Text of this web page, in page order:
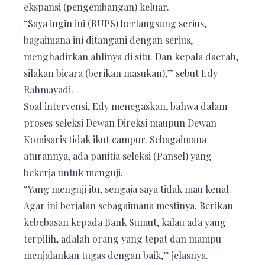
ekspansi (pengembangan) keluar.
“Saya ingin ini (RUPS) berlangsung serius,
bagaimana ini ditangani dengan serius,
menghadirkan ahlinya di situ. Dan kepala daerah,
silakan bicara (berikan masukan),” sebut Edy
Rahmayadi.
Soal intervensi, Edy menegaskan, bahwa dalam
proses seleksi Dewan Direksi maupun Dewan
Komisaris tidak ikut campur. Sebagaimana
aturannya, ada panitia seleksi (Pansel) yang
bekerja untuk menguji.
“Yang menguji itu, sengaja saya tidak mau kenal.
Agar ini berjalan sebagaimana mestinya. Berikan
kebebasan kepada Bank Sumut, kalau ada yang
terpilih, adalah orang yang tepat dan mampu
menjalankan tugas dengan baik,” jelasnya.